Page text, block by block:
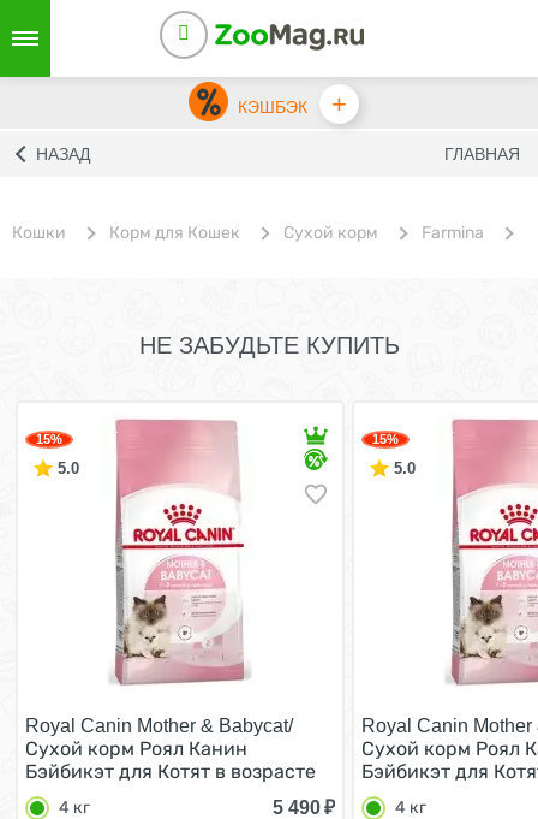
КЭШБЭК +
НАЗАД ГЛАВНАЯ
Кошки Корм для Кошек Сухой корм Farmina
НЕ ЗАБУДЬТЕ КУПИТЬ
15%
5.0
Royal Canin Mother & Babycat/
Сухой корм Роял Канин
Бэйбикэт для Котят в возрасте
от 1 до 4 месяцев 4 кг
4 кг 5 490₽
15%
5.0
Royal Canin Mother
Сухой корм Роял
Бэйбикэт для
от 1 до 4 месяцев
4 кг